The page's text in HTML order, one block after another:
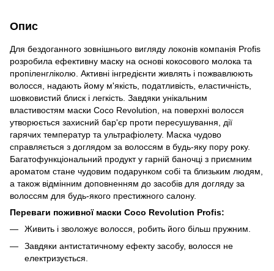
Опис
Для бездоганного зовнішнього вигляду локонів компанія Profis
розробила ефективну маску на основі кокосового молока та
пропіленгліколю. Активні інгредієнти живлять і пожвавлюють
волосся, надають йому м'якість, податливість, еластичність,
шовковистий блиск і легкість. Завдяки унікальним
властивостям маски Coco Revolution, на поверхні волосся
утворюється захисний бар'єр проти пересушування, дії
гарячих температур та ультрафіолету. Маска чудово
справляється з доглядом за волоссям в будь-яку пору року.
Багатофункціональний продукт у гарній баночці з приємним
ароматом стане чудовим подарунком собі та близьким людям,
а також відмінним доповненням до засобів для догляду за
волоссям для будь-якого престижного салону.
Переваги поживної маски Coco Revolution Profis:
Живить і зволожує волосся, робить його більш пружним.
Завдяки антистатичному ефекту засобу, волосся не
електризується.